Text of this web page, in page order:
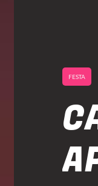
FESTA